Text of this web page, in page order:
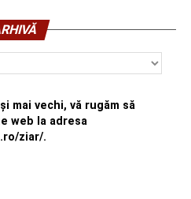
mai vechi, vă rugăm să
web la adresa
ziar/.